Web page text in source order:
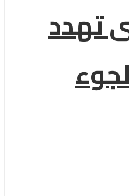
تهدد